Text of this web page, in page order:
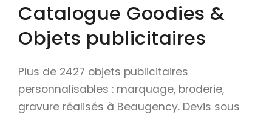
BASIQUE
Cartes de visite
Cartes de correspondance
Flyers
Brochures
CONTACT
CONNEXION
DEVIS GRATUIT
Catalogue Goodies &
Objets publicitaires
Plus de 2427 objets publicitaires
personnalisables : marquage, broderie,
gravure réalisés à Beaugency. Devis sous